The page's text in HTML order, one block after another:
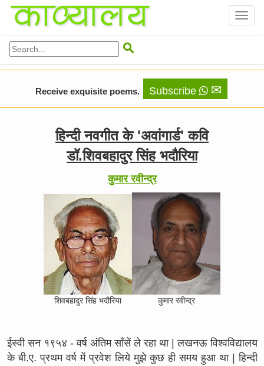

Receive exquisite poems. Subscribe ✉
हिन्दी नवगीत के 'अवांगार्ड' कवि
डॉ.शिवबहादुर सिंह भदौरिया
कुमार रवीन्द्र
शिवबहादुर सिंह भदौरिया कुमार रवीन्द्र
ईस्वी सन १९५४ - वर्ष अंतिम साँसें ले रहा था | लखनऊ विश्वविद्यालय
के बी.ए. प्रथम वर्ष में प्रवेश लिये मुझे कुछ ही समय हुआ था | हिन्दी